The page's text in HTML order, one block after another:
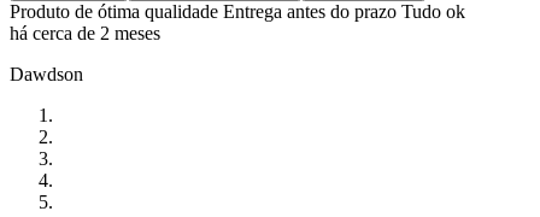
Produto de ótima qualidade Entrega antes do prazo Tudo ok
há cerca de 2 meses
Dawdson